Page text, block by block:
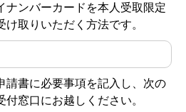
ナンバーカードを本人受取限定
取りいただく方法です。
書に必要事項を記入し、次の
窓口にお越しください。